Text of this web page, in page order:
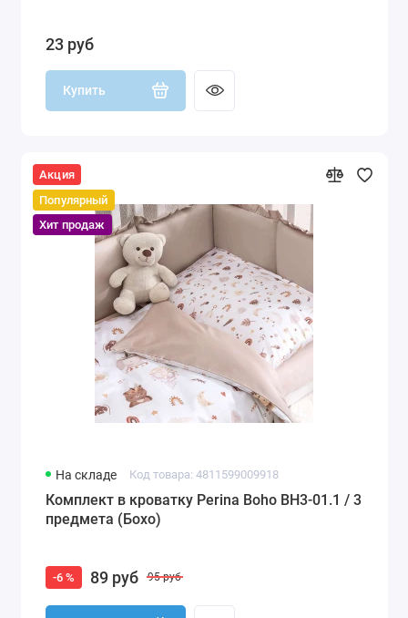
23 руб
Купить
Акция
Популярный
Хит продаж
На складе Код товара: 4811599009918
Комплект в кроватку Perina Boho BH3-01.1 / 3
предмета (Бохо)
-6 % 89 руб 95 руб